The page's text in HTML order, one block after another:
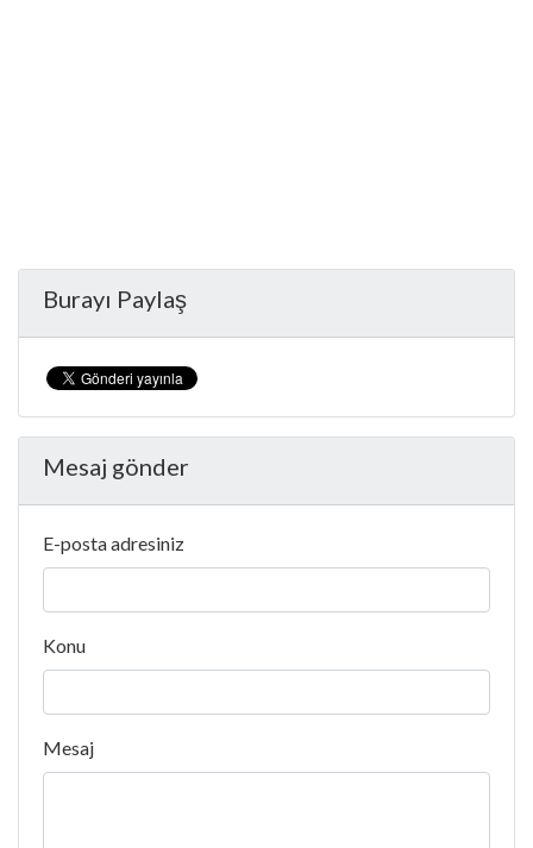
Burayı Paylaş
Mesaj gönder
E-posta adresiniz
Konu
Mesaj